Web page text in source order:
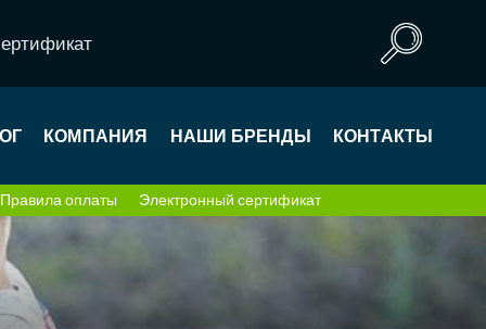
КОМПАНИЯ НАШИ БРЕНДЫ КОНТАКТЫ
Правила оплаты Электронный сертификат